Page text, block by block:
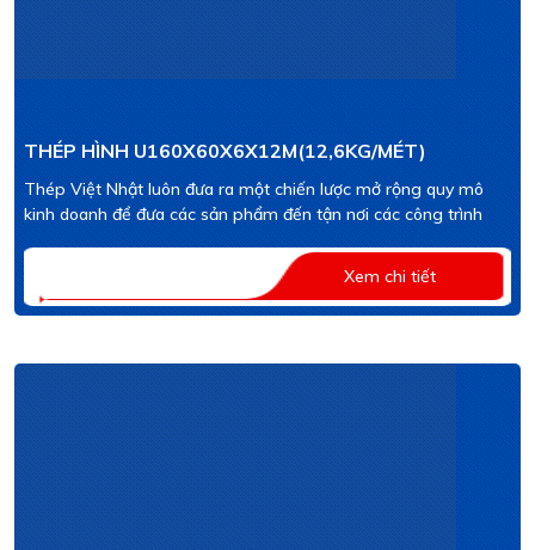
THÉP HÌNH U160X60X6X12M(12,6KG/MÉT)
Thép Việt Nhật luôn đưa ra một chiến lược mở rộng quy mô
kinh doanh để đưa các sản phẩm đến tận nơi các công trình
Xem chi tiết